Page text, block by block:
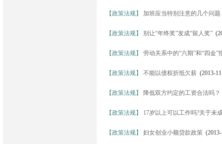
【政策法规】 加班应当特别注意的几个问题
【政策法规】 别让“年终奖”发成“留人奖”
【政策法规】 劳动关系中的“六期”和“四金”
【政策法规】 不能以债权折抵欠薪(2013-
【政策法规】 降低双方约定的工资合法吗？
【政策法规】 17岁以上可以工作吗?关于未
【政策法规】 妇女创业小额贷款政策(2013-